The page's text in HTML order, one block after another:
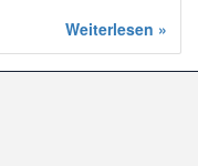
Weiterlesen »